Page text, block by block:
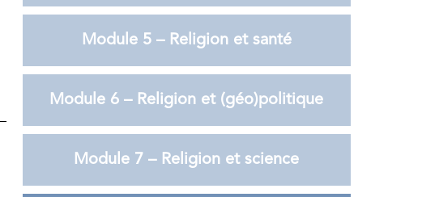
Module 5 – Religion et santé
Module 6 – Religion et (géo)politique
Module 7 – Religion et science